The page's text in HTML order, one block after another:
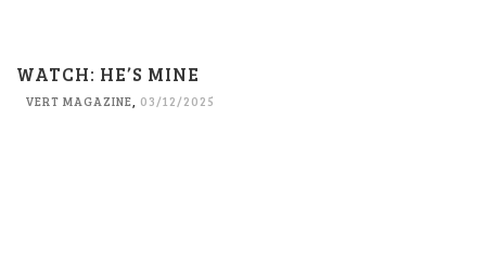
WATCH: HE’S MINE
VERT MAGAZINE, 03/12/2025